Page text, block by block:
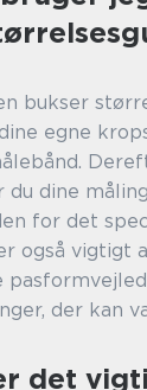
bukser
egne
du dine
for det
også vigtigt
der kan
det